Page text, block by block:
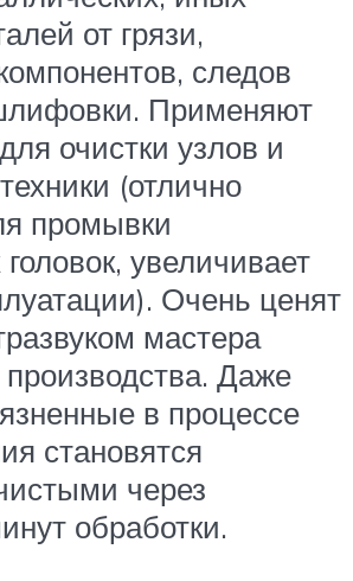
от грязи,
следов
Применяют
очистки узлов и
(отлично
промывки
увеличивает
Очень ценят
мастера
Даже
в процессе
становятся
через
обработки.